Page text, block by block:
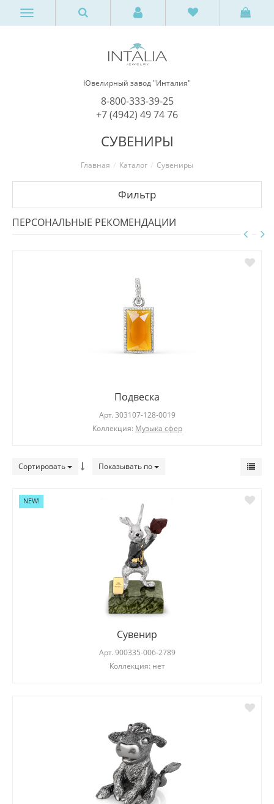
Ювелирный завод "Инталия"
8-800-333-39-25
+7 (4942) 49 74 76
СУВЕНИРЫ
Главная Каталог Сувениры
Фильтр
ПЕРСОНАЛЬНЫЕ РЕКОМЕНДАЦИИ
Подвеска
Арт. 303107-128-0019
Коллекция: Музыка сфер
Сортировать Показывать по
NEW!
Сувенир
Арт. 900335-006-2789
Коллекция: нет